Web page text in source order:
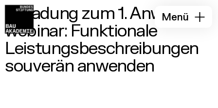
Menü
Einladung zum 1. Anwender­
webinar: Funktionale
Leistungs­beschreibungen
souverän anwenden